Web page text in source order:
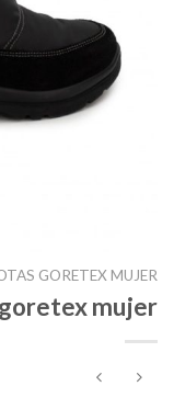
GORETEX MUJER
mujer